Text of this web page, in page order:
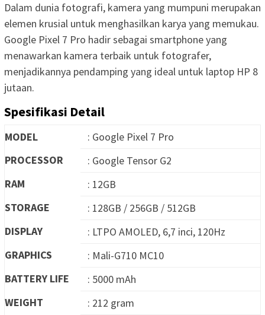
Dalam dunia fotografi, kamera yang mumpuni merupakan
elemen krusial untuk menghasilkan karya yang memukau.
Google Pixel 7 Pro hadir sebagai smartphone yang
menawarkan kamera terbaik untuk fotografer,
menjadikannya pendamping yang ideal untuk laptop HP 8
jutaan.
Spesifikasi Detail
MODEL
: Google Pixel 7 Pro
PROCESSOR
: Google Tensor G2
RAM
: 12GB
STORAGE
: 128GB / 256GB / 512GB
DISPLAY
: LTPO AMOLED, 6,7 inci, 120Hz
GRAPHICS
: Mali-G710 MC10
BATTERY LIFE
: 5000 mAh
WEIGHT
: 212 gram